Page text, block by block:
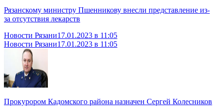
Рязанскому министру Пшенникову внесли представление из-
за отсутствия лекарств
Новости Рязани17.01.2023 в 11:05
Новости Рязани17.01.2023 в 11:05
Прокурором Кадомского района назначен Сергей Колесников